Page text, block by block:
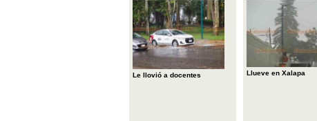
Le llovió a docentes Llueve en Xalapa